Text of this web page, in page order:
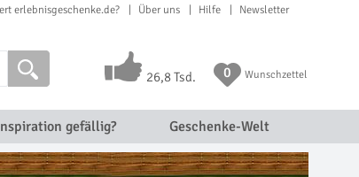
erlebnisgeschenke.de? Über uns Hilfe Newsletter
26,8 Tsd. 0 Wunschzettel
gefällig? Geschenke-Welt